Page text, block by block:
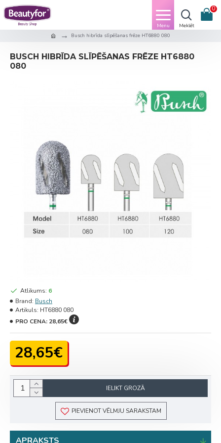
0
Busch hibrīda slīpēšanas frēze HT6880 080
BUSCH HIBRĪDA SLĪPĒŠANAS FRĒZE HT6880
080
28,65€
Atlikums: 6
Brand: Busch
Artikuls: HT6880 080
PRO CENA: 28,65€
IELIKT GROZĀ
PIEVIENOT VĒLMJU SARAKSTAM
APRAKSTS